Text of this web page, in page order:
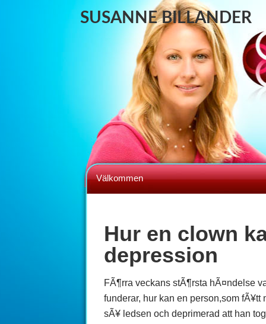
SUSANNE BILLANDER
Välkommen
Hur en clown
depression
FÃ¶rra veckans stÃ¶rsta hÃ¤ndelse
funderar, hur kan en person,som
sÃ¥ ledsen och deprimerad att han